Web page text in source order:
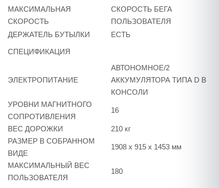
МАКСИМАЛЬНАЯ
СКОРОСТЬ
СКОРОСТЬ БЕГА
ПОЛЬЗОВАТЕЛЯ
ДЕРЖАТЕЛЬ БУТЫЛКИ
ЕСТЬ
СПЕЦИФИКАЦИЯ
ЭЛЕКТРОПИТАНИЕ
АВТОНОМНОЕ/2
АККУМУЛЯТОРА ТИПА D В
КОНСОЛИ
УРОВНИ МАГНИТНОГО
СОПРОТИВЛЕНИЯ
16
ВЕС ДОРОЖКИ
210 кг
РАЗМЕР В СОБРАННОМ
ВИДЕ
1908 x 915 x 1453 мм
МАКСИМАЛЬНЫЙ ВЕС
ПОЛЬЗОВАТЕЛЯ
180